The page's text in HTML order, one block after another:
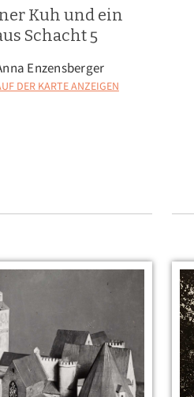
Kuh und ein
Schacht 5
Enzensberger
DER KARTE ANZEIGEN